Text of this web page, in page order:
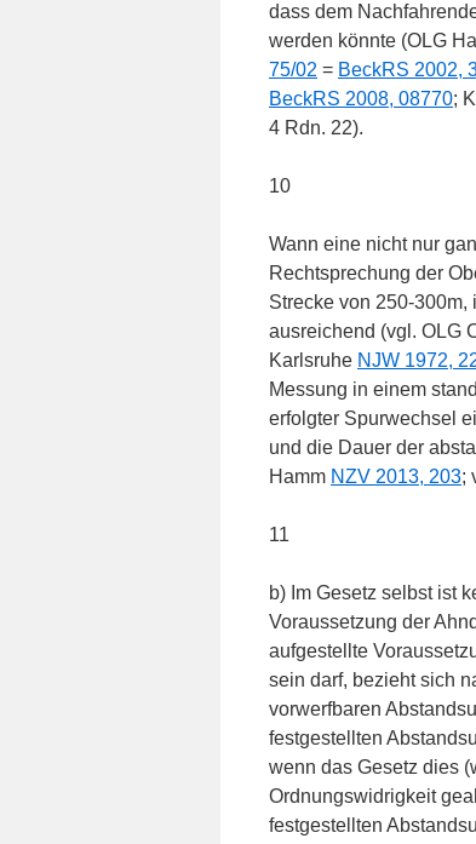
dass dem
werden könnte (OLG
75/02 = BeckRS 2002,
BeckRS 2008, 08770;
4 Rdn. 22).
10
Wann eine nicht nur
Rechtsprechung der
Strecke von 250-
ausreichend (vgl. OLG
Karlsruhe NJW 1972,
Messung in einem
erfolgter Spurwechsel
und die Dauer der
Hamm NZV 2013, 203;
11
b) Im Gesetz selbst ist
Voraussetzung der
aufgestellte
sein darf, bezieht sich
vorwerfbaren
festgestellten
wenn das Gesetz dies
Ordnungswidrigkeit
festgestellten